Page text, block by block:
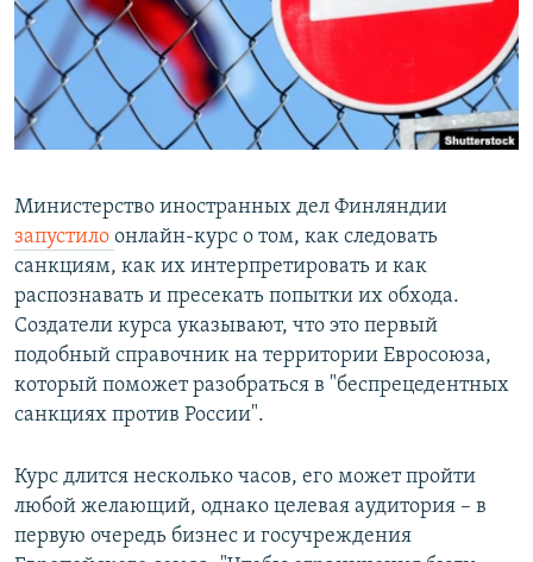
РАСПИСАНИЕ ВЕЩАНИЯ
ПОДПИШИТЕСЬ НА РАССЫЛКУ
СОЦИАЛЬНЫЕ СЕТИ
Все сайты РСЕ/РС
Министерство иностранных дел Финляндии
запустило онлайн-курс о том, как следовать
санкциям, как их интерпретировать и как
распознавать и пресекать попытки их обхода.
Создатели курса указывают, что это первый
подобный справочник на территории Евросоюза,
который поможет разобраться в "беспрецедентных
санкциях против России".
Курс длится несколько часов, его может пройти
любой желающий, однако целевая аудитория – в
первую очередь бизнес и госучреждения